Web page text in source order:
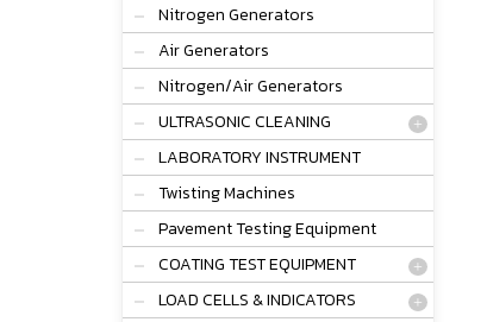
Nitrogen Generators
Air Generators
Nitrogen/Air Generators
ULTRASONIC CLEANING
LABORATORY INSTRUMENT
Twisting Machines
Pavement Testing Equipment
COATING TEST EQUIPMENT
LOAD CELLS & INDICATORS